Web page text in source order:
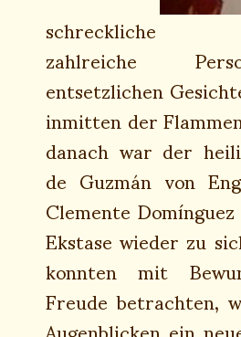
schreckliche
zahlreiche
entsetzlichen
inmitten der
danach war der
de Guzmán von
Clemente
Ekstase wieder zu
konnten mit
Freude betrachten,